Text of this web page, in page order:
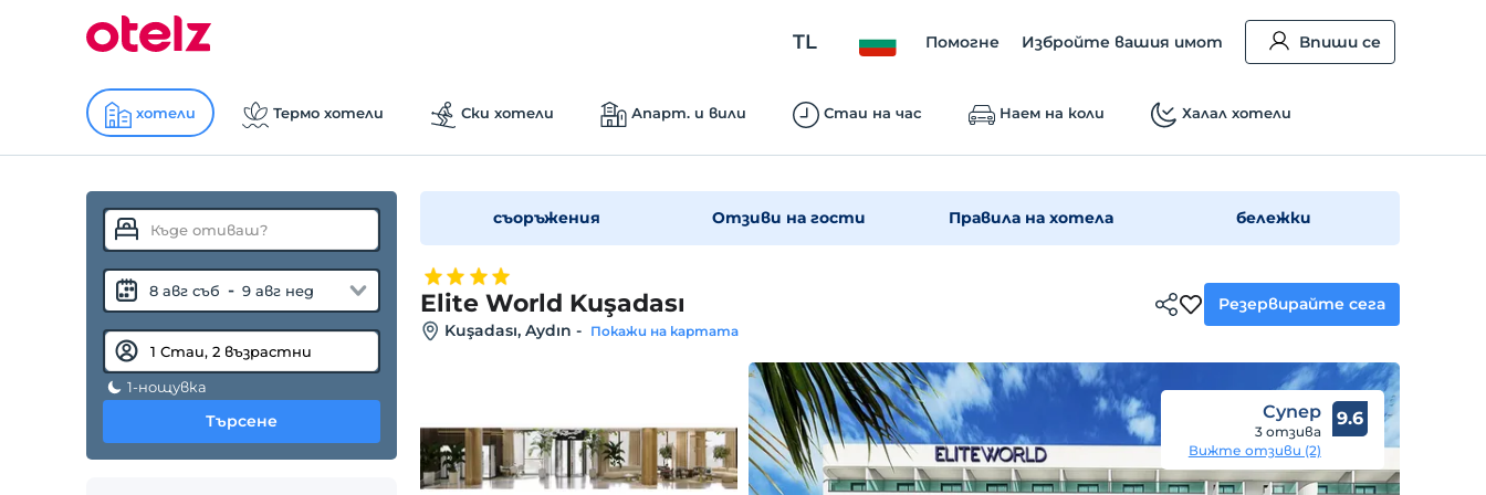
TL Помогне Избройте вашия имот Впиши се
хотели Термо хотели Ски хотели Апарт. и вили Стаи на час Наем на коли Халал хотели
8 авг съб - 9 авг нед
1-нощувка
Търсене
съоръжения Отзиви на гости Правила на хотела бележки
Elite World Kuşadası
Kuşadası, Aydın - Покажи на картата
Резервирайте сега
Супер
3 отзива
Вижте отзиви (2)
9.6